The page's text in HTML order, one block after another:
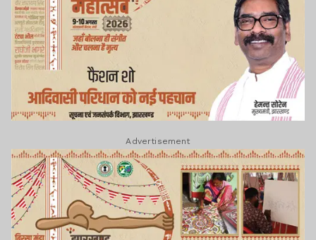
Advertisement